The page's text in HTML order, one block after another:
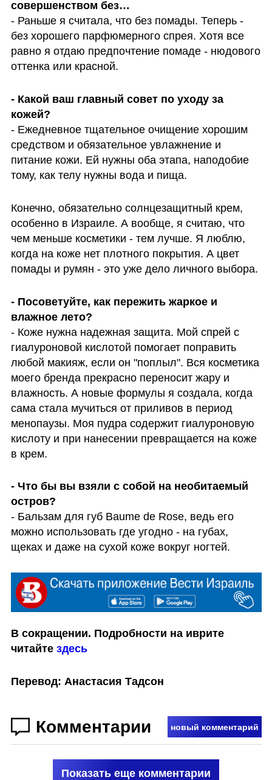
- Раньше я считала, что без помады. Теперь -
без хорошего парфюмерного спрея. Хотя все
равно я отдаю предпочтение помаде - нюдового
оттенка или красной.
- Какой ваш главный совет по уходу за
- Ежедневное тщательное очищение хорошим
средством и обязательное увлажнение и
питание кожи. Ей нужны оба этапа, наподобие
тому, как телу нужны вода и пища.
Конечно, обязательно солнцезащитный крем,
особенно в Израиле. А вообще, я считаю, что
чем меньше косметики - тем лучше. Я люблю,
когда на коже нет плотного покрытия. А цвет
помады и румян - это уже дело личного выбора.
- Посоветуйте, как пережить жаркое и
- Коже нужна надежная защита. Мой спрей с
гиалуроновой кислотой помогает поправить
любой макияж, если он "поплыл". Вся косметика
моего бренда прекрасно переносит жару и
влажность. А новые формулы я создала, когда
сама стала мучиться от приливов в период
менопаузы. Моя пудра содержит гиалуроновую
кислоту и при нанесении превращается на коже
в крем.
- Что бы вы взяли с собой на необитаемый
- Бальзам для губ Baume de Rose, ведь его
можно использовать где угодно - на губах,
щеках и даже на сухой коже вокруг ногтей.
В сокращении. Подробности на иврите
читайте здесь
Перевод: Анастасия Тадсон
Комментарии новый комментарий
Показать еще комментарии